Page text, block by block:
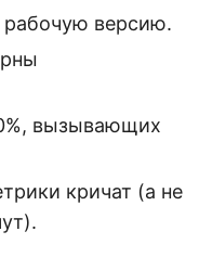
версию.
вызывающих
кричат (а не